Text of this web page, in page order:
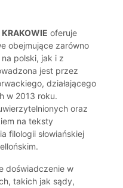
oferuje
obejmujące zarówno
polski, jak i z
jest przez
działającego
w 2013 roku.
oraz
na teksty
filologii słowiańskiej
doświadczenie w
takich jak sądy,